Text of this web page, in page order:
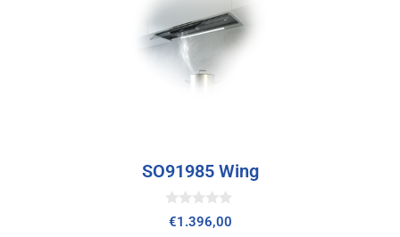
SO91985 Wing
0
v
€1.396,00